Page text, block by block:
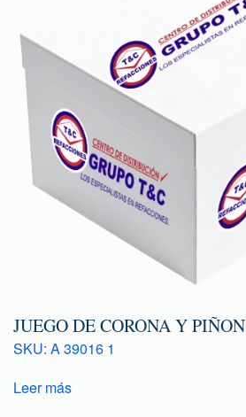
JUEGO DE CORONA Y PIÑON
SKU: A 39016 1
Leer más